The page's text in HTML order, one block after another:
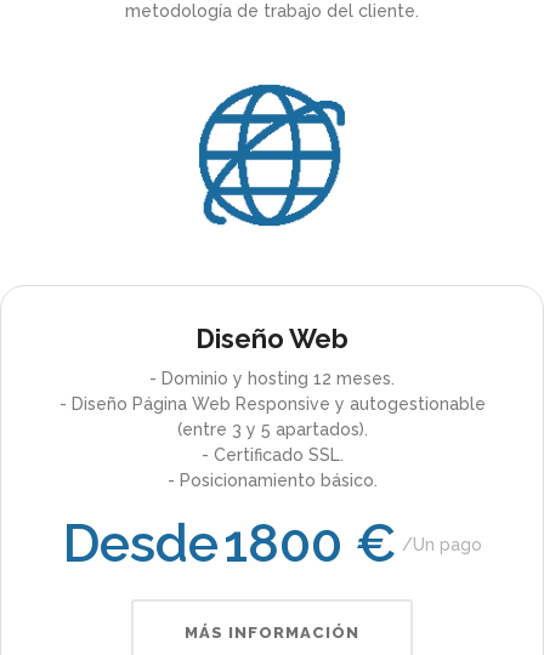
metodología de trabajo del cliente.
Diseño Web
- Dominio y hosting 12 meses.
- Diseño Página Web Responsive y autogestionable
(entre 3 y 5 apartados).
- Certificado SSL.
- Posicionamiento básico.
Desde1800 € Un pago
MÁS INFORMACIÓN